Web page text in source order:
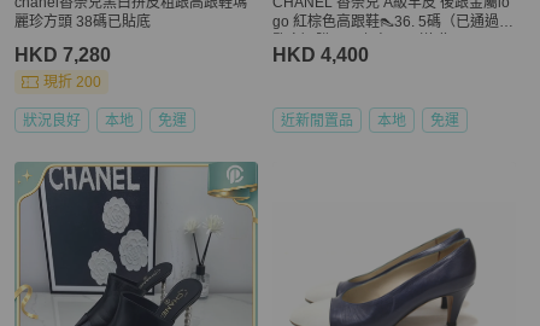
麗珍方頭 38碼已貼底
HKD 7,280
現折 200
狀況良好 本地 免運
go 紅棕色高跟鞋👠36. 5碼（已通過✅
金字米色立體襟花兩個🌸
HKD 4,400
近新閒置品 本地 免運